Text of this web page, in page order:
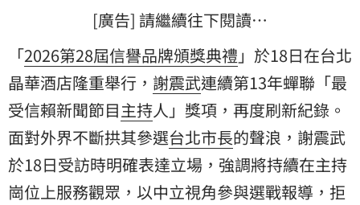
[廣告] 請繼續往下閱讀…
「2026第28屆信譽品牌頒獎典禮 」於18日在台北
晶華酒店隆重舉行， 謝震武連續第13年蟬聯「最
受信賴新聞節目主持人」獎項，再度刷新紀錄。
面對外界不斷拱其參選台北市長的聲浪，謝震武
於18日受訪時明確表達立場，強調將持續在主持
崗位上服務觀眾，以中立視角參與選戰報導，拒